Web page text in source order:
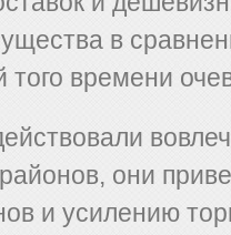
в
времени
они
и усилению